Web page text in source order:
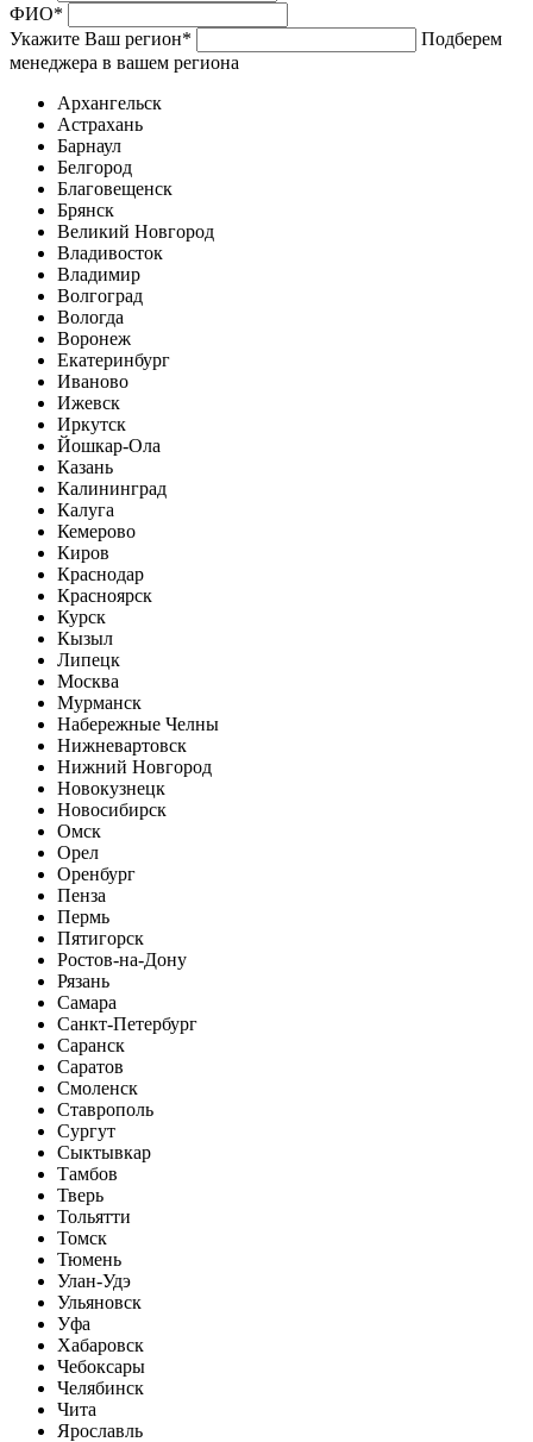
ФИО*
Укажите Ваш регион*
Подберем
менеджера в вашем региона
Архангельск
Астрахань
Барнаул
Белгород
Благовещенск
Брянск
Великий Новгород
Владивосток
Владимир
Волгоград
Вологда
Воронеж
Екатеринбург
Иваново
Ижевск
Иркутск
Йошкар-Ола
Казань
Калининград
Калуга
Кемерово
Киров
Краснодар
Красноярск
Курск
Кызыл
Липецк
Москва
Мурманск
Набережные Челны
Нижневартовск
Нижний Новгород
Новокузнецк
Новосибирск
Омск
Орел
Оренбург
Пенза
Пермь
Пятигорск
Ростов-на-Дону
Рязань
Самара
Санкт-Петербург
Саранск
Саратов
Смоленск
Ставрополь
Сургут
Сыктывкар
Тамбов
Тверь
Тольятти
Томск
Тюмень
Улан-Удэ
Ульяновск
Уфа
Хабаровск
Чебоксары
Челябинск
Чита
Ярославль